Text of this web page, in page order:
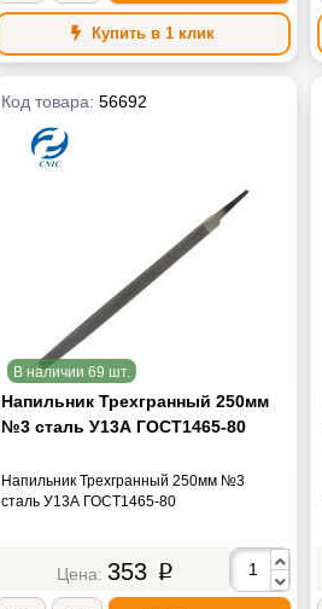
Купить в 1 клик
Код товара:56692
В наличии 69 шт.
Напильник Трехгранный 250мм
№3 сталь У13А ГОСТ1465-80
Напильник Трехгранный 250мм №3
сталь У13А ГОСТ1465-80
353 p